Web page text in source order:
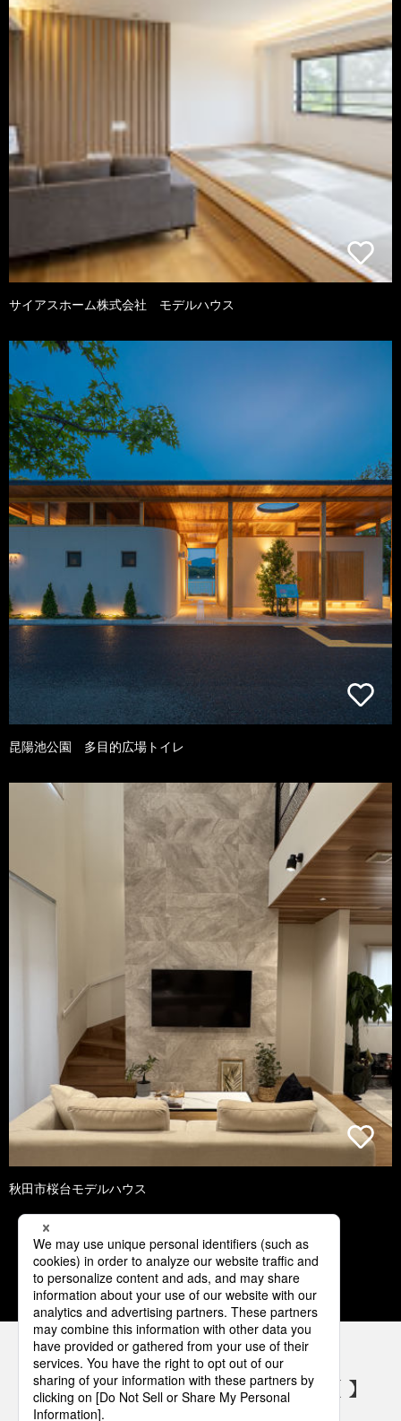
サイアスホーム株式会社 モデルハウス
昆陽池公園 多目的広場トイレ
秋田市桜台モデルハウス
1 2 3 4 5
パナソニックの電気設備 SNSアカウント